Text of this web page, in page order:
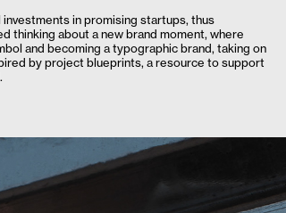
in promising startups, thus
thinking about a new brand moment, where
and becoming a typographic brand, taking on
by project blueprints, a resource to support